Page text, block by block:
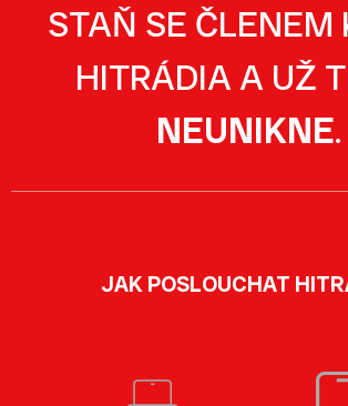
STAŇ SE ČLENEM
HITRÁDIA A UŽ
NEUNIKNE.
JAK POSLOUCHAT